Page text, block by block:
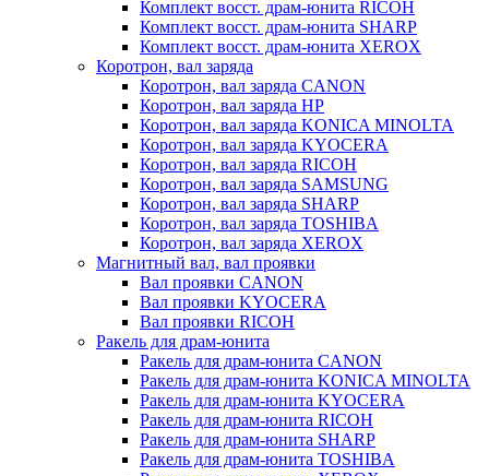
Комплект восст. драм-юнита RICOH
Комплект восст. драм-юнита SHARP
Комплект восст. драм-юнита XEROX
Коротрон, вал заряда
Коротрон, вал заряда CANON
Коротрон, вал заряда HP
Коротрон, вал заряда KONICA MINOLTA
Коротрон, вал заряда KYOCERA
Коротрон, вал заряда RICOH
Коротрон, вал заряда SAMSUNG
Коротрон, вал заряда SHARP
Коротрон, вал заряда TOSHIBA
Коротрон, вал заряда XEROX
Магнитный вал, вал проявки
Вал проявки CANON
Вал проявки KYOCERA
Вал проявки RICOH
Ракель для драм-юнита
Ракель для драм-юнита CANON
Ракель для драм-юнита KONICA MINOLTA
Ракель для драм-юнита KYOCERA
Ракель для драм-юнита RICOH
Ракель для драм-юнита SHARP
Ракель для драм-юнита TOSHIBA